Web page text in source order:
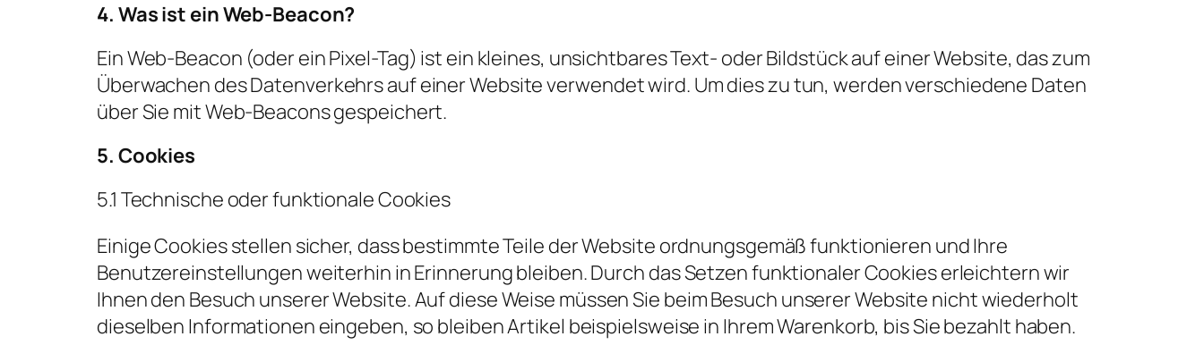
4. Was ist ein Web-Beacon?
Ein Web-Beacon (oder ein Pixel-Tag) ist ein kleines, unsichtbares Text- oder Bildstück auf einer Website, das zum
Überwachen des Datenverkehrs auf einer Website verwendet wird. Um dies zu tun, werden verschiedene Daten
über Sie mit Web-Beacons gespeichert.
5. Cookies
5.1 Technische oder funktionale Cookies
Einige Cookies stellen sicher, dass bestimmte Teile der Website ordnungsgemäß funktionieren und Ihre
Benutzereinstellungen weiterhin in Erinnerung bleiben. Durch das Setzen funktionaler Cookies erleichtern wir
Ihnen den Besuch unserer Website. Auf diese Weise müssen Sie beim Besuch unserer Website nicht wiederholt
dieselben Informationen eingeben, so bleiben Artikel beispielsweise in Ihrem Warenkorb, bis Sie bezahlt haben.